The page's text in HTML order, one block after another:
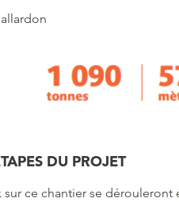
DU PROJET
sur ce chantier se dérouleront